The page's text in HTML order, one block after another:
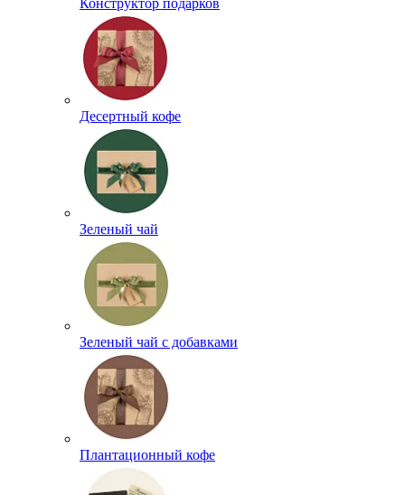
Конструктор подарков
Десертный кофе
Зеленый чай
Зеленый чай с добавками
Плантационный кофе